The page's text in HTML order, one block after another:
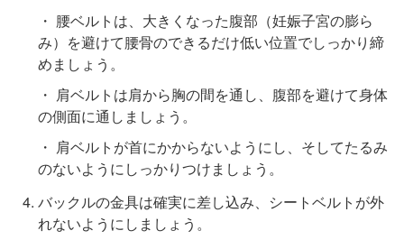
・ 腰ベルトは、大きくなった腹部（妊娠子宮の膨ら
み）を避けて腰骨のできるだけ低い位置でしっかり締
めましょう。
・ 肩ベルトは肩から胸の間を通し、腹部を避けて身体
の側面に通しましょう。
・ 肩ベルトが首にかからないようにし、そしてたるみ
のないようにしっかりつけましょう。
バックルの金具は確実に差し込み、シートベルトが外
れないようにしましょう。